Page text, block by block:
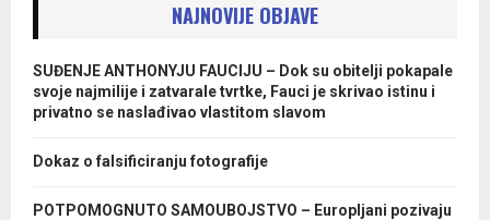
NAJNOVIJE OBJAVE
SUĐENJE ANTHONYJU FAUCIJU – Dok su obitelji pokapale
svoje najmilije i zatvarale tvrtke, Fauci je skrivao istinu i
privatno se naslađivao vlastitom slavom
Dokaz o falsificiranju fotografije
POTPOMOGNUTO SAMOUBOJSTVO – Europljani pozivaju